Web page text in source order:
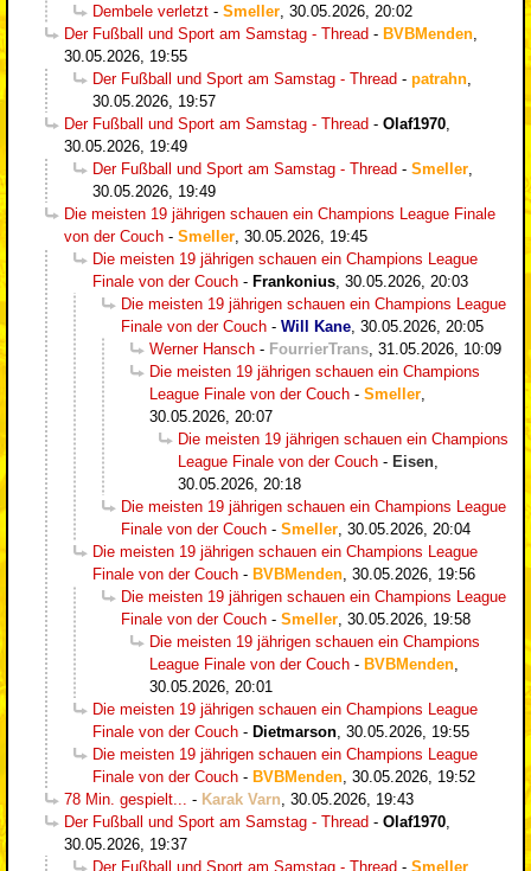
Dembele verletzt - Smeller, 30.05.2026, 20:02
Der Fußball und Sport am Samstag - Thread - BVBMenden,
30.05.2026, 19:55
Der Fußball und Sport am Samstag - Thread - patrahn,
30.05.2026, 19:57
Der Fußball und Sport am Samstag - Thread - Olaf1970,
30.05.2026, 19:49
Der Fußball und Sport am Samstag - Thread - Smeller,
30.05.2026, 19:49
Die meisten 19 jährigen schauen ein Champions League Finale
von der Couch - Smeller, 30.05.2026, 19:45
Die meisten 19 jährigen schauen ein Champions League
Finale von der Couch - Frankonius, 30.05.2026, 20:03
Die meisten 19 jährigen schauen ein Champions League
Finale von der Couch - Will Kane, 30.05.2026, 20:05
Werner Hansch - FourrierTrans, 31.05.2026, 10:09
Die meisten 19 jährigen schauen ein Champions
League Finale von der Couch - Smeller,
30.05.2026, 20:07
Die meisten 19 jährigen schauen ein Champions
League Finale von der Couch - Eisen,
30.05.2026, 20:18
Die meisten 19 jährigen schauen ein Champions League
Finale von der Couch - Smeller, 30.05.2026, 20:04
Die meisten 19 jährigen schauen ein Champions League
Finale von der Couch - BVBMenden, 30.05.2026, 19:56
Die meisten 19 jährigen schauen ein Champions League
Finale von der Couch - Smeller, 30.05.2026, 19:58
Die meisten 19 jährigen schauen ein Champions
League Finale von der Couch - BVBMenden,
30.05.2026, 20:01
Die meisten 19 jährigen schauen ein Champions League
Finale von der Couch - Dietmarson, 30.05.2026, 19:55
Die meisten 19 jährigen schauen ein Champions League
Finale von der Couch - BVBMenden, 30.05.2026, 19:52
78 Min. gespielt... - Karak Varn, 30.05.2026, 19:43
Der Fußball und Sport am Samstag - Thread - Olaf1970,
30.05.2026, 19:37
Der Fußball und Sport am Samstag - Thread - Smeller